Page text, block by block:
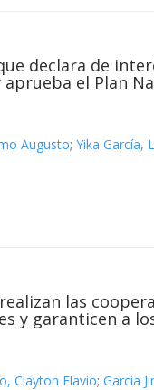
declara de
el Plan
Augusto; Yika García,
las
y garanticen a
Clayton Flavio; García